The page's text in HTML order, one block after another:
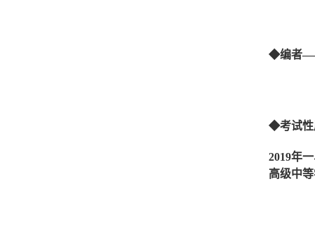
◆编者
◆考试
2019年一
高级中等